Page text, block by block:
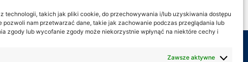
technologii, takich jak pliki cookie, do przechowywania i/lub uzyskiwania dostępu
pozwoli nam przetwarzać dane, takie jak zachowanie podczas przeglądania lub
zgody lub wycofanie zgody może niekorzystnie wpłynąć na niektóre cechy i
Zawsze aktywne
Kontakt